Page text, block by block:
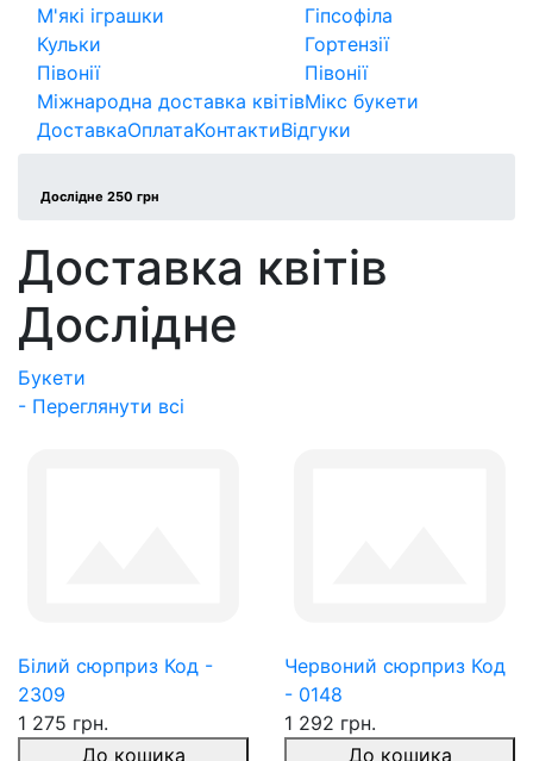
М'які іграшки
Кульки
Півонії
Міжнародна доставка квітів
Гіпсофіла
Гортензії
Півонії
Мікс букети
ДоставкаОплатаКонтактиВідгуки
Дослідне 250 грн
Доставка квітів
Дослідне
Букети
- Переглянути всі
Білий сюрприз Код -
2309
1 275 грн.
До кошика
Червоний сюрприз Код
- 0148
1 292 грн.
До кошика